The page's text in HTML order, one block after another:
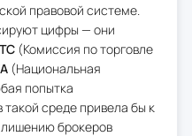
правовой системе.
цифры — они
(Комиссия по торговле
(Национальная
попытка
среде привела бы к
лишению брокеров